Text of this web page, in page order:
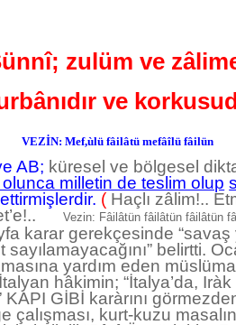
zulüm ve
ve
VEZİN: Mef,ùlü fâilâtü mefâîlü fâilün
AB; küresel ve bölgesel
milletin de teslim olup
( Haçlı zâlim!..
Vezin: Fâilâtün fâilâtün fâilâtün
karar gerekçesinde
sayılamayacağını” belirtti.
yardım eden
hâkimin; “İtalya’da,
KAPI GİBİ karàrını
çalışması, kurt-kuzu